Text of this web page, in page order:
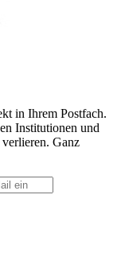
in Ihrem Postfach.
Institutionen und
Ganz